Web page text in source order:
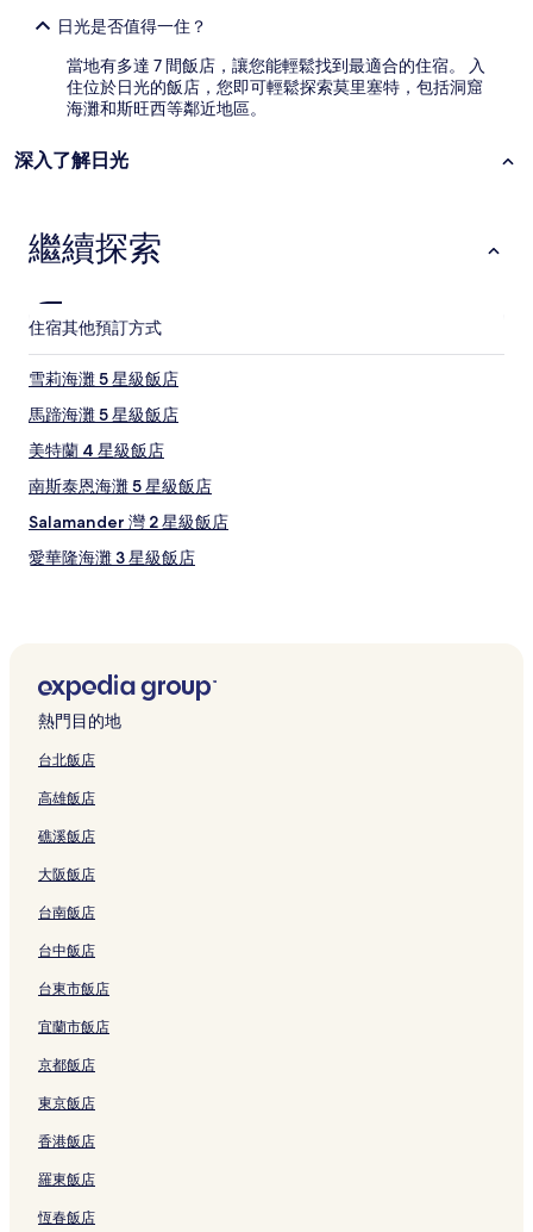
日光是否值得一住？
當地有多達 7 間飯店，讓您能輕鬆找到最適合的住宿。 入
住位於日光的飯店，您即可輕鬆探索莫里塞特，包括洞窟
海灘和斯旺西等鄰近地區。
深入了解日光
繼續探索
住宿其他預訂方式
雪莉海灘 5 星級飯店
馬蹄海灘 5 星級飯店
美特蘭 4 星級飯店
南斯泰恩海灘 5 星級飯店
Salamander 灣 2 星級飯店
愛華隆海灘 3 星級飯店
樹蔭仙子海灘的汽車旅館
樹蔭仙子海灘的青年旅館
愛華隆海灘的汽車旅館
麥覺理湖飯店
北方入口飯店
艾莉森飯店
麥覺里湖附近的飯店
湖港飯店
卡賓街保護區附近的飯店
洞窟海灘飯店
海岸步道起點附近的飯店
威爾飯店
吉利比飯店
熱門目的地
台北飯店
高雄飯店
礁溪飯店
大阪飯店
台南飯店
台中飯店
台東市飯店
宜蘭市飯店
京都飯店
東京飯店
香港飯店
羅東飯店
恆春飯店